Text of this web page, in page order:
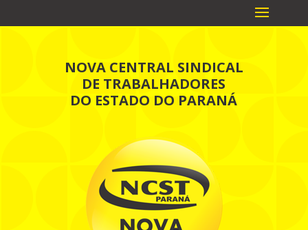
NOVA CENTRAL SINDICAL
DE TRABALHADORES
DO ESTADO DO PARANÁ